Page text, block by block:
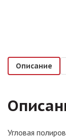
Описание
Угловая